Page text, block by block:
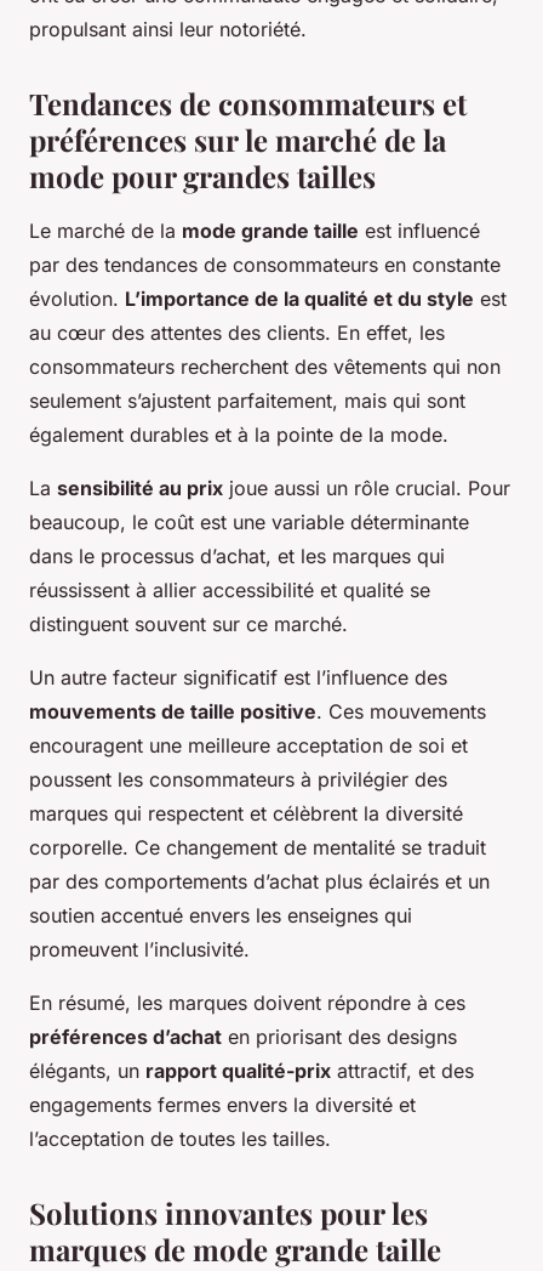
propulsant ainsi leur notoriété.
Tendances de consommateurs et
préférences sur le marché de la
mode pour grandes tailles
Le marché de la mode grande taille est influencé
par des tendances de consommateurs en constante
évolution. L’importance de la qualité et du style est
au cœur des attentes des clients. En effet, les
consommateurs recherchent des vêtements qui non
seulement s’ajustent parfaitement, mais qui sont
également durables et à la pointe de la mode.
La sensibilité au prix joue aussi un rôle crucial. Pour
beaucoup, le coût est une variable déterminante
dans le processus d’achat, et les marques qui
réussissent à allier accessibilité et qualité se
distinguent souvent sur ce marché.
Un autre facteur significatif est l’influence des
mouvements de taille positive. Ces mouvements
encouragent une meilleure acceptation de soi et
poussent les consommateurs à privilégier des
marques qui respectent et célèbrent la diversité
corporelle. Ce changement de mentalité se traduit
par des comportements d’achat plus éclairés et un
soutien accentué envers les enseignes qui
promeuvent l’inclusivité.
En résumé, les marques doivent répondre à ces
préférences d’achat en priorisant des designs
élégants, un rapport qualité-prix attractif, et des
engagements fermes envers la diversité et
l’acceptation de toutes les tailles.
Solutions innovantes pour les
marques de mode grande taille